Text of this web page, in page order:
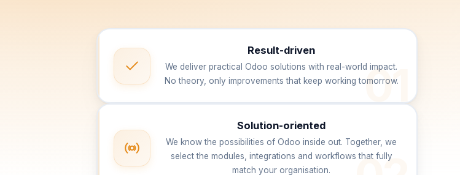
Result-driven
We deliver practical Odoo solutions with real-world impact.
No theory, only improvements that keep working tomorrow.
Solution-oriented
We know the possibilities of Odoo inside out. Together, we
select the modules, integrations and workflows that fully
match your organisation.